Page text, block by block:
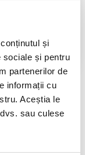
și
sociale și pentru
partenerilor de
informații cu
Aceștia le
sau culese